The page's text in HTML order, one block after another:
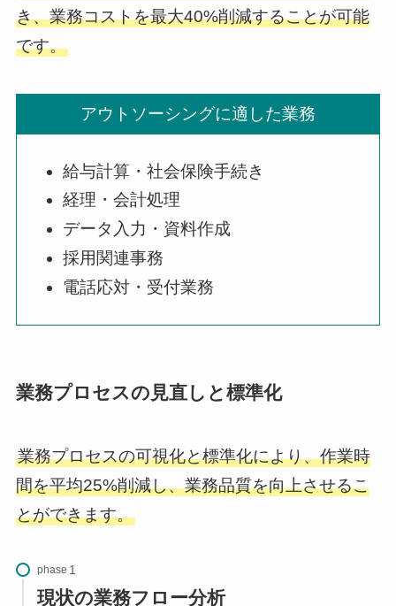
き、業務コストを最大40%削減することが可能
です。
アウトソーシングに適した業務
給与計算・社会保険手続き
経理・会計処理
データ入力・資料作成
採用関連事務
電話応対・受付業務
業務プロセスの見直しと標準化
業務プロセスの可視化と標準化により、作業時
間を平均25%削減し、業務品質を向上させるこ
とができます。
phase
現状の業務フロー分析